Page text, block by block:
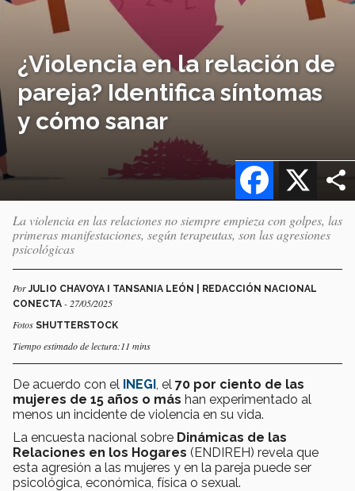
¿Violencia en la relación de
pareja? Identifica síntomas
y cómo sanar
X
Facebook
La violencia en las relaciones no siempre empieza con golpes, las
primeras manifestaciones, según terapeutas, son las agresiones
psicológicas
PorJULIO CHAVOYA I TANSANIA LEÓN | REDACCIÓN NACIONAL
CONECTA - 27/05/2025
Fotos SHUTTERSTOCK
Tiempo estimado de lectura:11 mins
De acuerdo con el INEGI , el 70 por ciento de las
mujeres de 15 años o más han experimentado al
menos un incidente de violencia en su vida.
La encuesta nacional sobre Dinámicas de las
Relaciones en los Hogares (ENDIREH) revela que
esta agresión a las mujeres y en la pareja puede ser
psicológica, económica, física o sexual.